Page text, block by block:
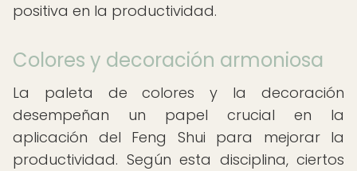
positiva en la productividad.
Colores y decoración armoniosa
La paleta de colores y la decoración
desempeñan un papel crucial en la
aplicación del Feng Shui para mejorar la
productividad. Según esta disciplina, ciertos